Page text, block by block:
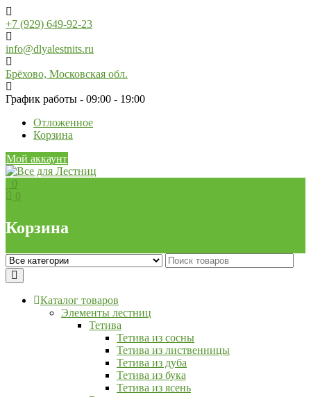
Skip
to
content
+7 (929) 649-92-23
info@dlyalestnits.ru
Брёхово, Московская обл.
График работы - 09:00 - 19:00
Отложенное
Корзина
Мой аккаунт
0
0
Корзина
Каталог товаров
Элементы лестниц
Тетива
Тетива из сосны
Тетива из лиственницы
Тетива из дуба
Тетива из бука
Тетива из ясень